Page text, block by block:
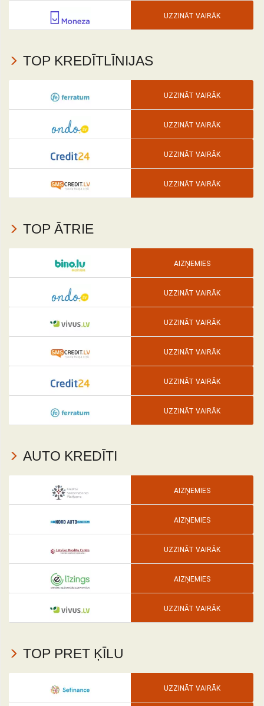
UZZINĀT VAIRĀK
TOP KREDĪTLĪNIJAS
UZZINĀT VAIRĀK
UZZINĀT VAIRĀK
UZZINĀT VAIRĀK
UZZINĀT VAIRĀK
TOP ĀTRIE
AIZŅEMIES
UZZINĀT VAIRĀK
UZZINĀT VAIRĀK
UZZINĀT VAIRĀK
UZZINĀT VAIRĀK
UZZINĀT VAIRĀK
AUTO KREDĪTI
AIZŅEMIES
AIZŅEMIES
UZZINĀT VAIRĀK
AIZŅEMIES
UZZINĀT VAIRĀK
TOP PRET ĶĪLU
UZZINĀT VAIRĀK